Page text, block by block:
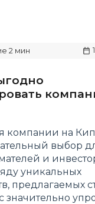
компании на
выбор
и
уникальных
предлагаемых
значительно